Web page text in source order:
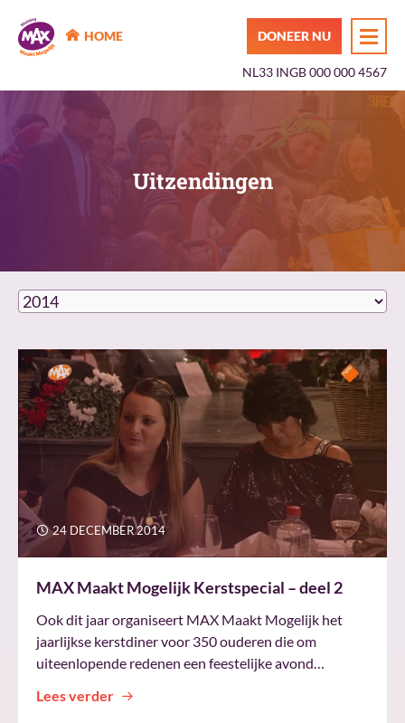
MAX Maakt Mogelijk
HOME DONEER NU
NL33 INGB 000 000 4567
Uitzendingen
24 DECEMBER 2014
MAX Maakt Mogelijk Kerstspecial – deel 2
Ook dit jaar organiseert MAX Maakt Mogelijk het
jaarlijkse kerstdiner voor 350 ouderen die om
uiteenlopende redenen een feestelijke avond…
Lees verder